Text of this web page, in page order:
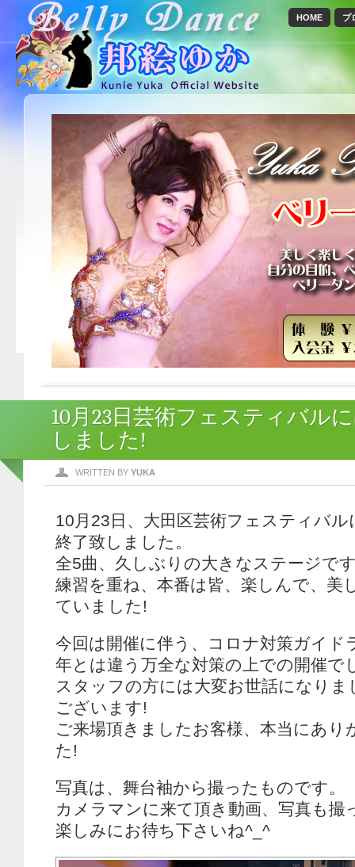
プ
HOME
10月23日芸術フェスティバル
しました!
WRITTEN BY YUKA
10月23日、大田区芸術フェスティバル
終了致しました。
全5曲、久しぶりの大きなステージで
練習を重ね、本番は皆、楽しんで、美
ていました!
今回は開催に伴う、コロナ対策ガイド
年とは違う万全な対策の上での開催で
スタッフの方には大変お世話になり
ございます!
ご来場頂きましたお客様、本当にあり
た!
写真は、舞台袖から撮ったものです。
カメラマンに来て頂き動画、写真も撮
楽しみにお待ち下さいね^_^